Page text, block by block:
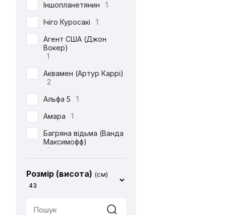
Defenders of the Earth
Diablo
1
ET
1
Final Fantasy
Friday the 13th
Garfield
1
Gears Of War
God of War
2
Harry Potter
4
Іншопланетянин
1
Ічіго Куросакі
1
Агент США (Джон
Вокер)
1
Аквамен (Артур Каррі)
2
Альфа 5
1
Амара
1
Багряна відьма (Ванда
Максимофф)
1
Ґордон)
Розмір (висота) (см)
43